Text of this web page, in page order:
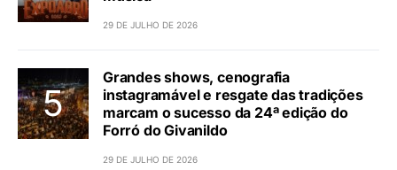
29 DE JULHO DE 2026
Grandes shows, cenografia
instagramável e resgate das tradições
marcam o sucesso da 24ª edição do
Forró do Givanildo
29 DE JULHO DE 2026